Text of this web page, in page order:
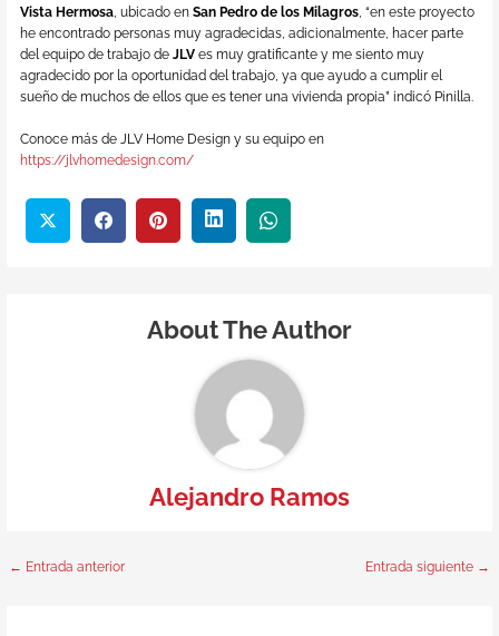
Vista Hermosa, ubicado enSan Pedro de los Milagros, “en este proyecto
he encontrado personas muy agradecidas, adicionalmente, hacer parte
del equipo de trabajo deJLV es muy gratificante y me siento muy
agradecido por la oportunidad del trabajo, ya que ayudo a cumplir el
sueño de muchos de ellos que es tener una vivienda propia” indicó Pinilla.
Conoce más de JLV Home Design y su equipo en
https://jlvhomedesign.com/
About The Author
Alejandro Ramos
← Entrada anterior Entrada siguiente →